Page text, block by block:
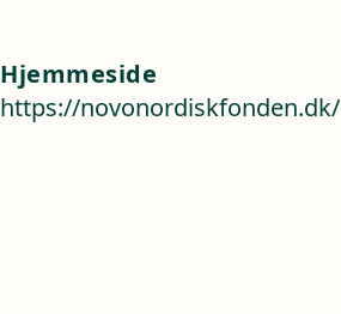
Hjemmeside
https://novonordiskfonden.dk/